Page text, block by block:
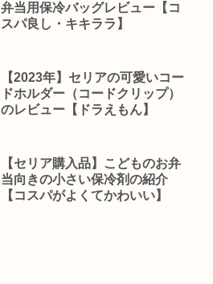
弁当用保冷バッグレビュー【コ
スパ良し・キキララ】
【2023年】セリアの可愛いコー
ドホルダー（コードクリップ）
のレビュー【ドラえもん】
【セリア購入品】こどものお弁
当向きの小さい保冷剤の紹介
【コスパがよくてかわいい】